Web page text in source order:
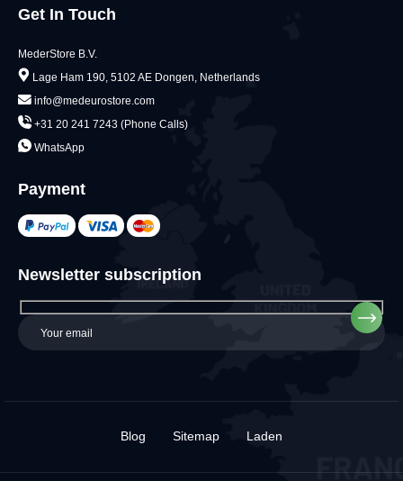
Get In Touch
MederStore B.V.
Lage Ham 190, 5102 AE Dongen, Netherlands
info@medeurostore.com
+31 20 241 7243 (Phone Calls)
WhatsApp
Payment
Newsletter subscription
Blog Sitemap Laden